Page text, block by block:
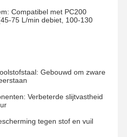
Compatibel met PC200
75 L/min debiet, 100-130
Gebouwd om zware
Verbeterde slijtvastheid
tegen stof en vuil